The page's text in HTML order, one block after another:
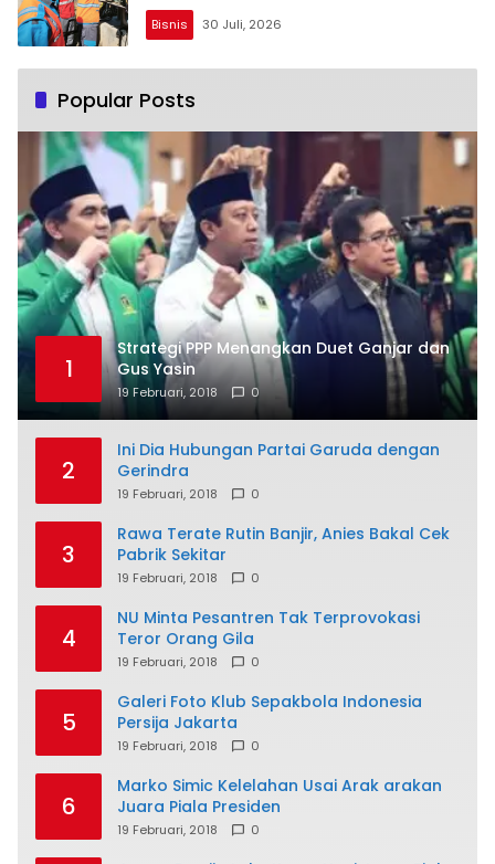
Bisnis 30 Juli, 2026
Popular Posts
1
Strategi PPP Menangkan Duet Ganjar dan
Gus Yasin
19 Februari, 2018 0
2
Ini Dia Hubungan Partai Garuda dengan
Gerindra
19 Februari, 2018 0
3
Rawa Terate Rutin Banjir, Anies Bakal Cek
Pabrik Sekitar
19 Februari, 2018 0
4
NU Minta Pesantren Tak Terprovokasi
Teror Orang Gila
19 Februari, 2018 0
5
Galeri Foto Klub Sepakbola Indonesia
Persija Jakarta
19 Februari, 2018 0
6
Marko Simic Kelelahan Usai Arak arakan
Juara Piala Presiden
19 Februari, 2018 0